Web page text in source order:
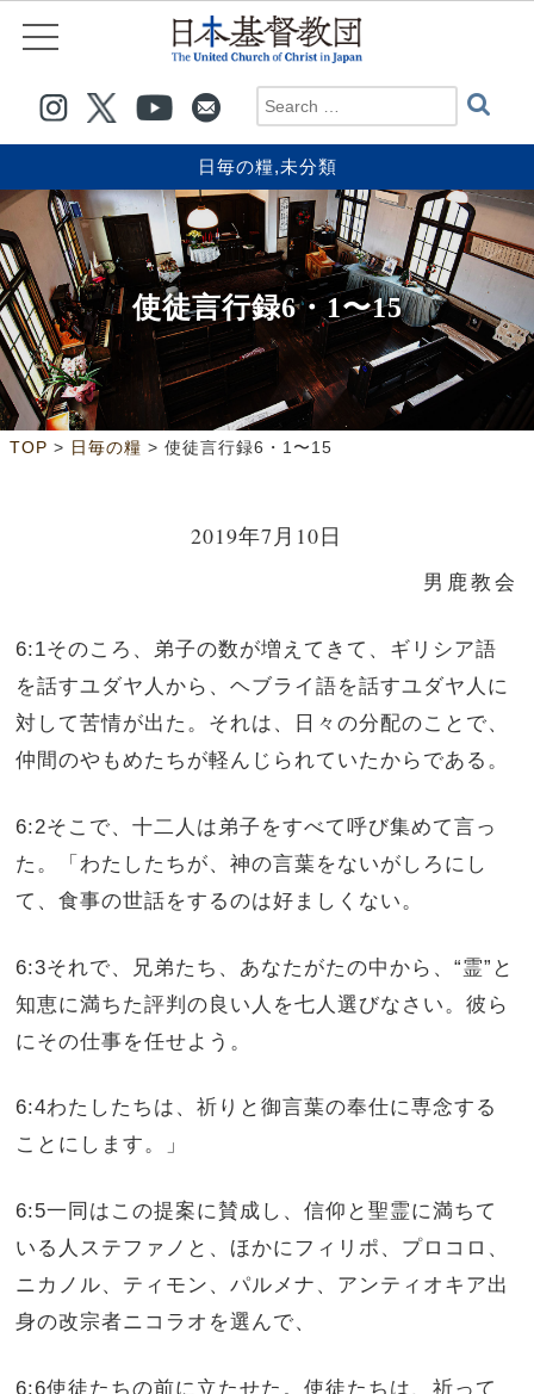
日毎の糧,未分類
使徒言行録6・1〜15
TOP > 日毎の糧 > 使徒言行録6・1〜15
2019年7月10日
男鹿教会
6:1そのころ、弟子の数が増えてきて、ギリシア語
を話すユダヤ人から、ヘブライ語を話すユダヤ人に
対して苦情が出た。それは、日々の分配のことで、
仲間のやもめたちが軽んじられていたからである。
6:2そこで、十二人は弟子をすべて呼び集めて言っ
た。「わたしたちが、神の言葉をないがしろにし
て、食事の世話をするのは好ましくない。
6:3それで、兄弟たち、あなたがたの中から、“霊”と
知恵に満ちた評判の良い人を七人選びなさい。彼ら
にその仕事を任せよう。
6:4わたしたちは、祈りと御言葉の奉仕に専念する
ことにします。」
6:5一同はこの提案に賛成し、信仰と聖霊に満ちて
いる人ステファノと、ほかにフィリポ、プロコロ、
ニカノル、ティモン、パルメナ、アンティオキア出
身の改宗者ニコラオを選んで、
6:6使徒たちの前に立たせた。使徒たちは、祈って